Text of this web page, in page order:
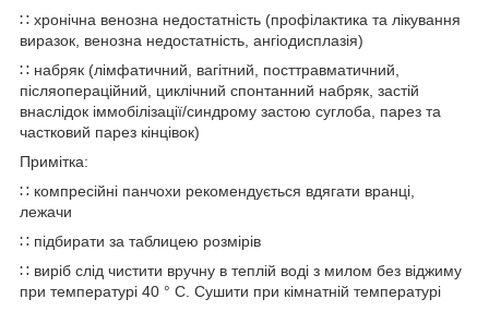
∷ хронічна венозна недостатність (профілактика та лікування
виразок, венозна недостатність, ангіодисплазія)
∷ набряк (лімфатичний, вагітний, посттравматичний,
післяопераційний, циклічний спонтанний набряк, застій
внаслідок іммобілізації/синдрому застою суглоба, парез та
частковий парез кінцівок)
Примітка:
∷ компресійні панчохи рекомендується вдягати вранці,
лежачи
∷ підбирати за таблицею розмірів
∷ виріб слід чистити вручну в теплій воді з милом без віджиму
при температурі 40 ° C. Сушити при кімнатній температурі